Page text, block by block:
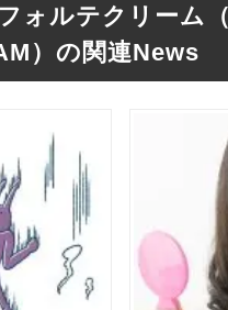
ォルテクリーム
）の関連News